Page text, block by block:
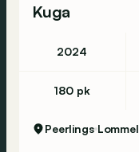
Kuga
2024
180 pk
Peerlings Lommel